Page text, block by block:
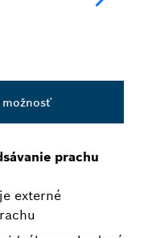
prachu
externé